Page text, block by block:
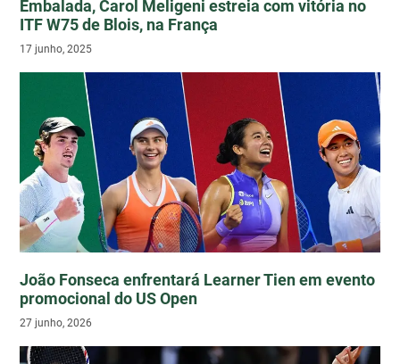
Embalada, Carol Meligeni estreia com vitória no
ITF W75 de Blois, na França
17 junho, 2025
João Fonseca enfrentará Learner Tien em evento
promocional do US Open
27 junho, 2026